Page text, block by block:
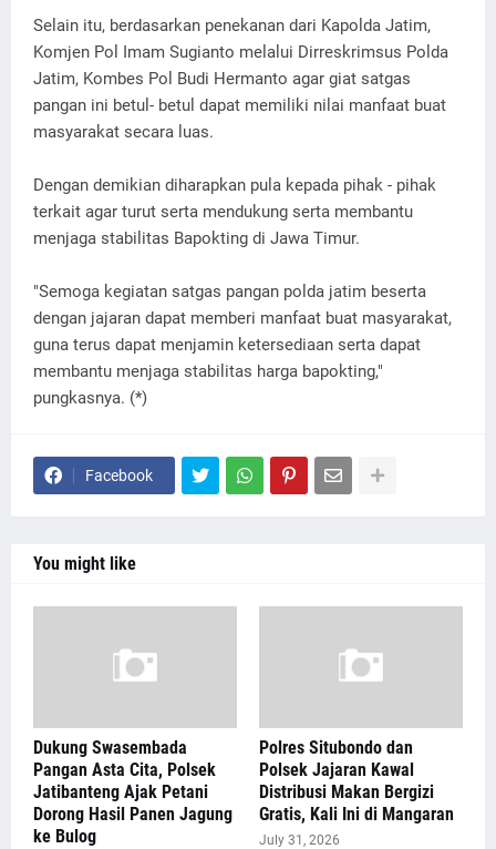
Selain itu, berdasarkan penekanan dari Kapolda Jatim,
Komjen Pol Imam Sugianto melalui Dirreskrimsus Polda
Jatim, Kombes Pol Budi Hermanto agar giat satgas
pangan ini betul- betul dapat memiliki nilai manfaat buat
masyarakat secara luas.
Dengan demikian diharapkan pula kepada pihak - pihak
terkait agar turut serta mendukung serta membantu
menjaga stabilitas Bapokting di Jawa Timur.
"Semoga kegiatan satgas pangan polda jatim beserta
dengan jajaran dapat memberi manfaat buat masyarakat,
guna terus dapat menjamin ketersediaan serta dapat
membantu menjaga stabilitas harga bapokting,"
pungkasnya. (*)
Facebook
You might like
Dukung Swasembada
Pangan Asta Cita, Polsek
Jatibanteng Ajak Petani
Dorong Hasil Panen Jagung
ke Bulog
Polres Situbondo dan
Polsek Jajaran Kawal
Distribusi Makan Bergizi
Gratis, Kali Ini di Mangaran
July 31, 2026